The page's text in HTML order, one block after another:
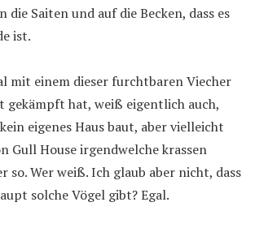
die Saiten und auf die Becken, dass es
ist.
mit einem dieser furchtbaren Viecher
gekämpft hat, weiß eigentlich auch,
eigenes Haus baut, aber vielleicht
Gull House irgendwelche krassen
so. Wer weiß. Ich glaub aber nicht, dass
solche Vögel gibt? Egal.